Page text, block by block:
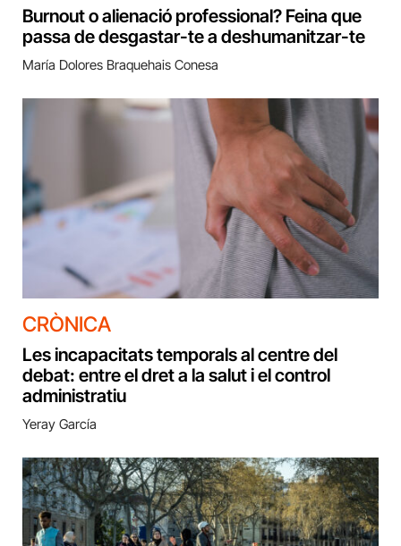
Burnout o alienació professional? Feina que
passa de desgastar-te a deshumanitzar-te
María Dolores Braquehais Conesa
CRÒNICA
Les incapacitats temporals al centre del
debat: entre el dret a la salut i el control
administratiu
Yeray García